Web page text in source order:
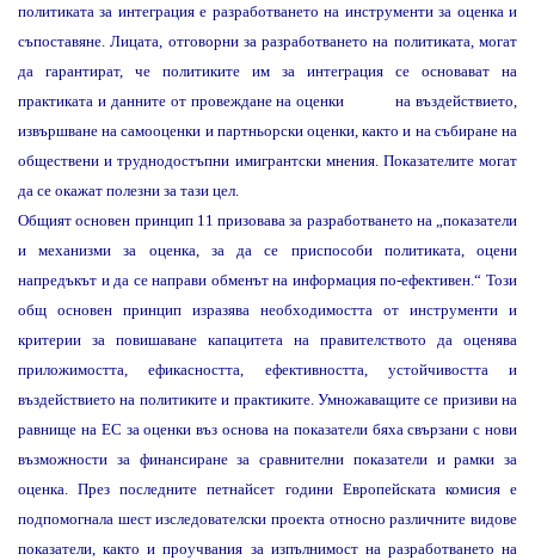
политиката за интеграция е разработването на инструменти за оценка и
съпоставяне. Лицата, отговорни за разработването на политиката, могат
да гарантират, че политиките им за интеграция се основават на
практиката и данните от провеждане на оценки
на въздействието,
извършване на самооценки и партньорски оценки, както и на събиране на
обществени и труднодостъпни имигрантски мнения. Показателите могат
да се окажат полезни за тази цел.
Общият основен принцип 11 призовава за разработването на „показатели
имеханизми за оценка, за да се приспособи политиката, оцени
напредъкът и да се направи обменът на информация по-ефективен.“ Този
общ основен принцип изразява необходимостта от инструменти и
критерии за повишаване капацитета на правителството да оценява
приложимостта, ефикасността, ефективността, устойчивостта и
въздействието на политиките и практиките. Умножаващите се призиви на
равнище на ЕС за оценки въз основа на показатели бяха свързани с нови
възможности за финансиране за сравнителни показатели и рамки за
оценка. През последните петнайсет години Европейската комисия е
подпомогнала шест изследователски проекта относно различните видове
показатели, както и проучвания за изпълнимост на разработването на